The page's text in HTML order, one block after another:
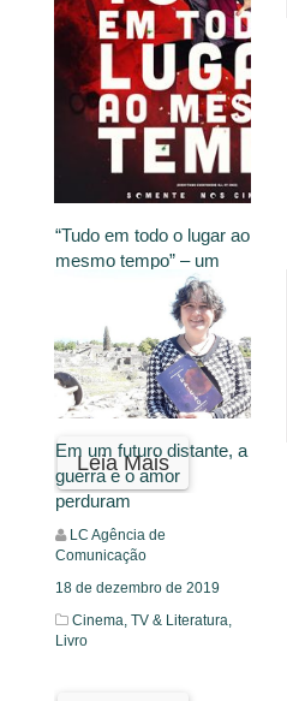
“Tudo em todo o lugar ao
mesmo tempo” – um
convite para a falta
Matheus de Castro
23 de março de 2023
Filme
Leia Mais
Em um futuro distante, a
guerra e o amor
perduram
LC Agência de
Comunicação
18 de dezembro de 2019
Cinema, TV & Literatura,
Livro